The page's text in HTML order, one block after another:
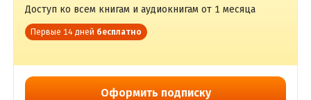
Доступ ко всем книгам и аудиокнигам от 1 месяца
Первые 14 дней бесплатно
Оформить подписку